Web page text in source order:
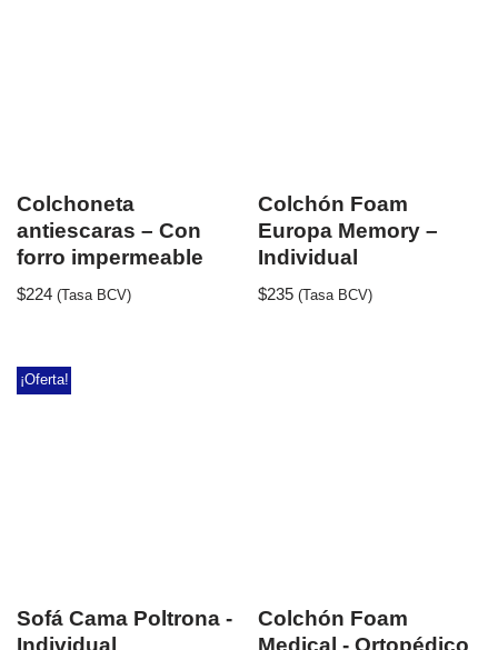
Colchoneta
antiescaras – Con
forro impermeable
$224 (Tasa BCV)
Colchón Foam
Europa Memory –
Individual
$235 (Tasa BCV)
¡Oferta!
Sofá Cama Poltrona -
Individual
Colchón Foam
Medical - Ortopédico